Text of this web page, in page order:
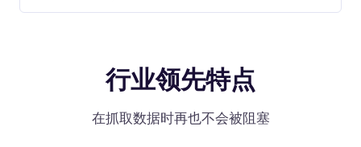
行业领先特点
在抓取数据时再也不会被阻塞